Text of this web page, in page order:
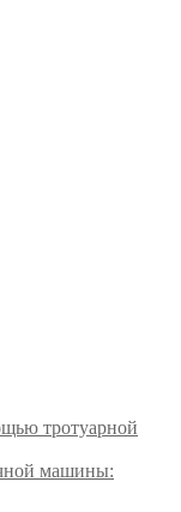
тротуарной
машины: